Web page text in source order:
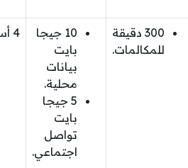
300 دقيقة
للمكالمات.
10 جيجا
بايت
بيانات
محلية.
5 جيجا
بايت
تواصل
اجتماعي.
4 أسابيع